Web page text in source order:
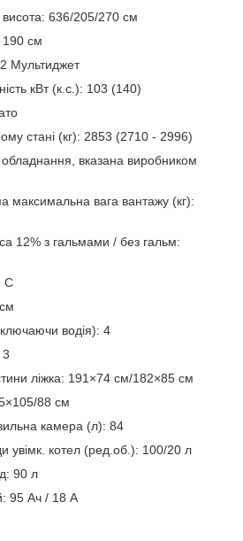
636/205/270 см
190 см
Мультиджет
кВт (к.с.): 103 (140)
стані (кг): 2853 (2710 - 2996)
вказана виробником
максимальна вага вантажу (кг):
12% з гальмами / без гальм:
С
водія): 4
3
ліжка: 191×74 см/182×85 см
88 см
камера (л): 84
увімк. котел (ред.об.): 100/20 л
90 л
95 Ач / 18 А